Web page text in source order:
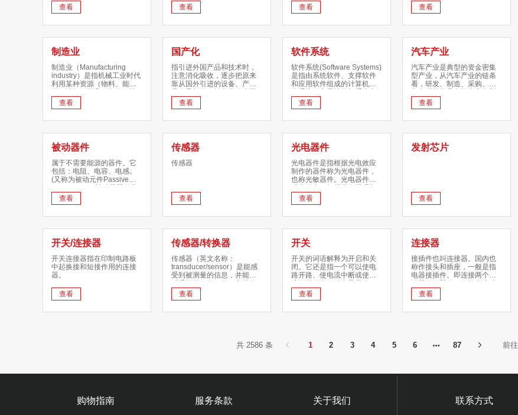
准化地规定在一定的历史时
期内，应该达到的奋斗目
式、采取的一般步骤和具体
措施。
查看
品或服务愿意而且能够购买
的数量。可见市场需求是消
论、实践的重要课题。由于
市场需求是从个人需求推导
出来的，所以，市场需求量
取决于决定个别买者需求量
的因素。因此，市场需求量
不仅取决于一种物品的价
格、而且还取决于买者的收
入、嗜好、预期，以及相关
物品的价格。它也取决于买
查看
表现就是常说的太阳光线。
查看
又称作市场学、市场行销或
行销学。MBA、EMBA等经
的重要模块。市场营销是在
创造、沟通、传播和交换产
品中，为顾客、客户、合作
伙伴以及整个社会带来经济
价值的活动、过程和体系。
它主要是指营销同时针对市
场开展经营活动、销售行为
的过程，即经营销售实现转
化的过程。[1]
查看
制造业
制造业（Manufacturing
industry）是指机械工业时代
利用某种资源（物料、能
术、信息和人力等），按照
市场要求，通过制造过程，
消费产品的行业。制造业直
接体现了一个国家的生产力
水平，是区别发展中国家和
发达国家的重要因素，制造
业在发达国家的国民经济中
占有重要份额。根据在生产
中使用的物质形态，制造业
可划分为离散制造业和流程
制造业。制造业流程包括产
设备组装、仓储运输、订单
查看
国产化
指引进外国产品和技术时，
注意消化吸收，逐步把原来
靠从国外引进的设备、产
生产制造的过程。国产化是
独立发展民族经济的重要措
查看
软件系统
软件系统(Software Systems)
是指由系统软件、支撑软件
和应用软件组成的计算机软
由软件组成的部分。
查看
汽车产业
汽车产业是典型的资金密集
型产业，从汽车产业的链条
看，研发、制造、采购、销
的特征，因而汽车产业的成
本压力推动了产业国际转移
查看
被动器件
属于不需要能源的器件。它
包括：电阻、电容、电感。
(又称为被动元件Passive
称为无源器件，是指不影响
信号基本特征，仅令讯号通
查看
传感器
传感器
查看
光电器件
光电器件是指根据光电效应
制作的器件称为光电器件，
也称光敏器件。光电器件的
是建立在光电效应这一物理
基础上的。光电器件的种类
管、光敏三极管、光电池、
光电耦合器件。下面就介绍
这些光电器件的结构、工作
原理、参数、基本特性。
查看
发射芯片
查看
开关/连接器
开关连接器指在印制电路板
中起换接和短接作用的连接
器。
查看
传感器/转换器
传感器（英文名称：
transducer/sensor）是能感
受到被测量的信息，并能将
变换成为电信号或其他所需
形式的信息输出，以满足信
号转换成另一种信号的装
查看
开关
开关的词语解释为开启和关
闭。它还是指一个可以使电
路开路、使电流中断或使其
最常见的开关是让人操作的
机电设备，其中有一个或数
接点不导通形成开路，不允
许电流流过。
查看
连接器
接插件也叫连接器。国内也
称作接头和插座，一般是指
电器接插件。即连接两个有
信号。公端与母端经由接触
后能够传递讯息或电流，也
查看
共 2586 条 1 2 3 4 5 6 87 前往
购物指南 服务条款 关于我们 联系方式